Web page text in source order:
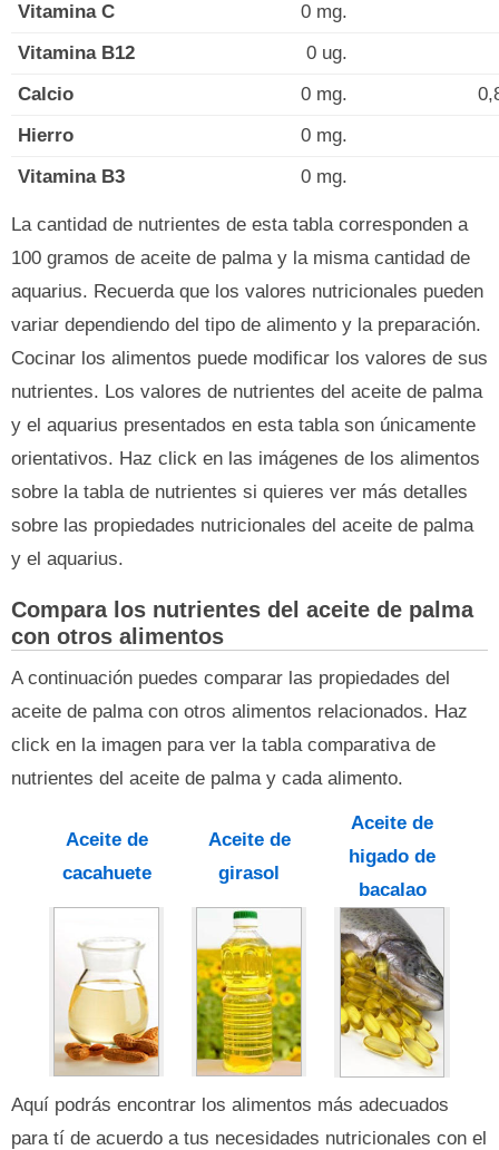
Vitamina C
0 mg.
Vitamina B12
0 ug.
Calcio
0 mg.
Hierro
0 mg.
Vitamina B3
0 mg.
La cantidad de nutrientes de esta tabla corresponden a
100 gramos de aceite de palma y la misma cantidad de
aquarius. Recuerda que los valores nutricionales pueden
variar dependiendo del tipo de alimento y la preparación.
Cocinar los alimentos puede modificar los valores de sus
nutrientes. Los valores de nutrientes del aceite de palma
y el aquarius presentados en esta tabla son únicamente
orientativos. Haz click en las imágenes de los alimentos
sobre la tabla de nutrientes si quieres ver más detalles
sobre las propiedades nutricionales del aceite de palma
y el aquarius.
Compara los nutrientes del aceite de palma
con otros alimentos
A continuación puedes comparar las propiedades del
aceite de palma con otros alimentos relacionados. Haz
click en la imagen para ver la tabla comparativa de
nutrientes del aceite de palma y cada alimento.
Aceite de
cacahuete
Aceite de
girasol
Aceite de
higado de
bacalao
Aquí podrás encontrar los alimentos más adecuados
para tí de acuerdo a tus necesidades nutricionales con el